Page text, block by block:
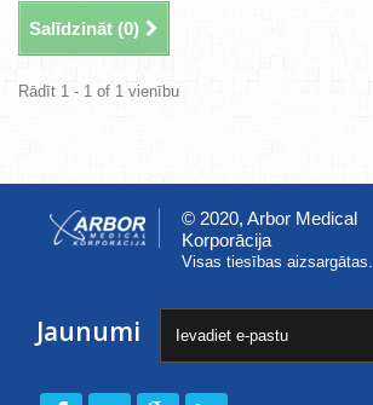
Salīdzināt (0)
Rādīt 1 - 1 of 1 vienību
© 2020, Arbor Medical
Korporācija
Visas tiesības aizsargātas.
Jaunumi